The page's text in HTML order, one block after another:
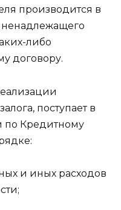
производится в
либо
договору.
поступает в
по Кредитному
и иных расходов